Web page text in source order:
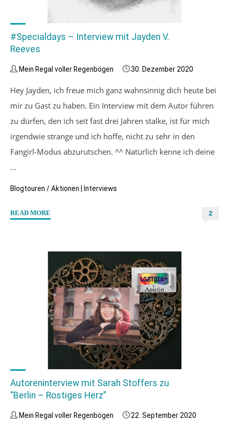
Angels)"
#Specialdays – Interview mit Jayden V.
Reeves
Mein Regal voller Regenbögen 30. Dezember 2020
Hey Jayden, ich freue mich ganz wahnsinnig dich heute bei
mir zu Gast zu haben. Ein Interview mit dem Autor führen
zu dürfen, den ich seit fast drei Jahren stalke, ist für mich
irgendwie strange und ich hoffe, nicht zu sehr in den
Fangirl-Modus abzurutschen. ^^ Natürlich kenne ich deine
…
Blogtouren / Aktionen Interviews
READ MORE
mit
Jayden
V.
Reeves"
2
Autoreninterview mit Sarah Stoffers zu
“Berlin – Rostiges Herz”
Mein Regal voller Regenbögen 22. September 2020